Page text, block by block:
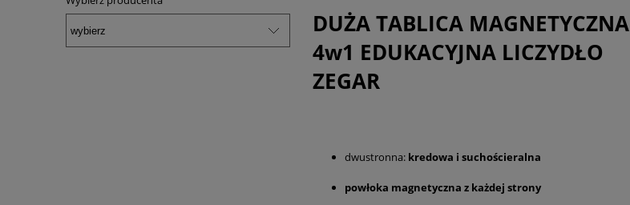
DUŻA TABLICA MAGNETYCZNA
4w1 EDUKACYJNA LICZYDŁO
ZEGAR
dwustronna: kredowa i suchościeralna
powłoka magnetyczna z każdej strony